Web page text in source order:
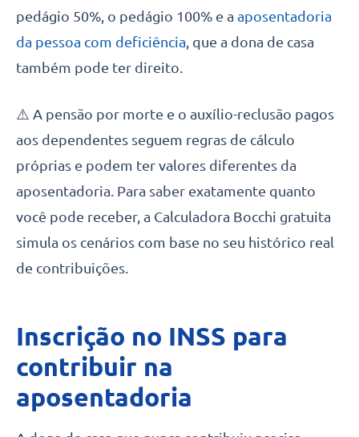
pedágio 50%, o pedágio 100% e a aposentadoria
da pessoa com deficiência, que a dona de casa
também pode ter direito.
⚠️ A pensão por morte e o auxílio-reclusão pagos
aos dependentes seguem regras de cálculo
próprias e podem ter valores diferentes da
aposentadoria. Para saber exatamente quanto
você pode receber, a Calculadora Bocchi gratuita
simula os cenários com base no seu histórico real
de contribuições.
Inscrição no INSS para
contribuir na
aposentadoria